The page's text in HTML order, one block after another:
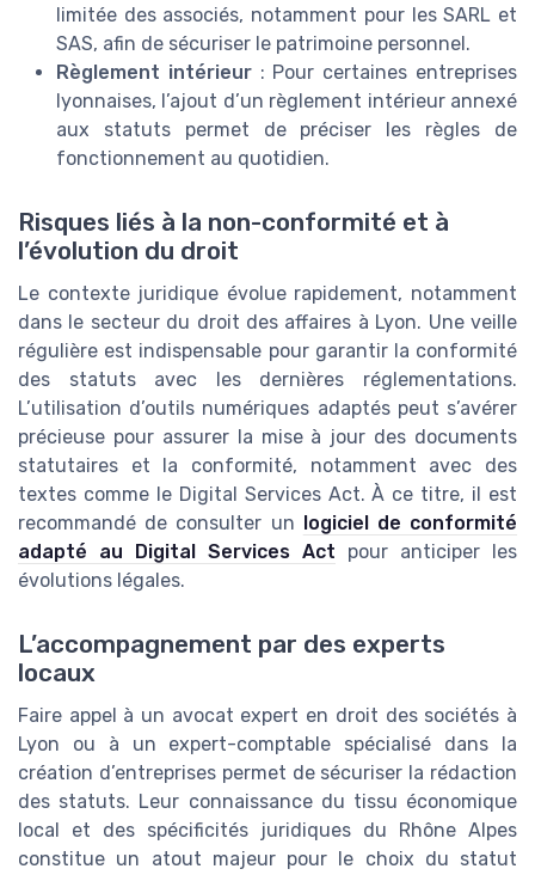
limitée des associés, notamment pour les SARL et
SAS, afin de sécuriser le patrimoine personnel.
Règlement intérieur: Pour certaines entreprises
lyonnaises, l’ajout d’un règlement intérieur annexé
aux statuts permet de préciser les règles de
fonctionnement au quotidien.
Risques liés à la non-conformité et à
l’évolution du droit
Le contexte juridique évolue rapidement, notamment
dans le secteur du droit des affaires à Lyon. Une veille
régulière est indispensable pour garantir la conformité
des statuts avec les dernières réglementations.
L’utilisation d’outils numériques adaptés peut s’avérer
précieuse pour assurer la mise à jour des documents
statutaires et la conformité, notamment avec des
textes comme le Digital Services Act. À ce titre, il est
recommandé de consulter un logiciel de conformité
adapté au Digital Services Act pour anticiper les
évolutions légales.
L’accompagnement par des experts
locaux
Faire appel à un avocat expert en droit des sociétés à
Lyon ou à un expert-comptable spécialisé dans la
création d’entreprises permet de sécuriser la rédaction
des statuts. Leur connaissance du tissu économique
local et des spécificités juridiques du Rhône Alpes
constitue un atout majeur pour le choix du statut